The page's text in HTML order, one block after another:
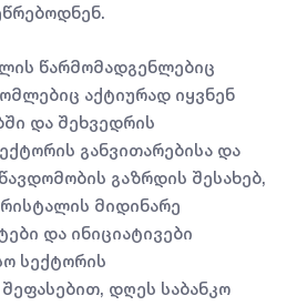
წარმომადგენლებიც
აქტიურად იყვნენ
და შეხვედრის
განვითარებისა და
გაზრდის შესახებ,
მიდინარე
და ინიციატივები
სექტორის
დღეს საბანკო